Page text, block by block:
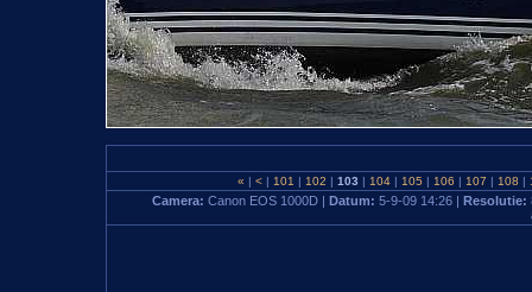
« | < | 101 | 102 | 103 | 104 | 105 | 106 | 107 | 108 |
Camera: Canon EOS 1000D | Datum: 5-9-09 14:26 | Resolutie: